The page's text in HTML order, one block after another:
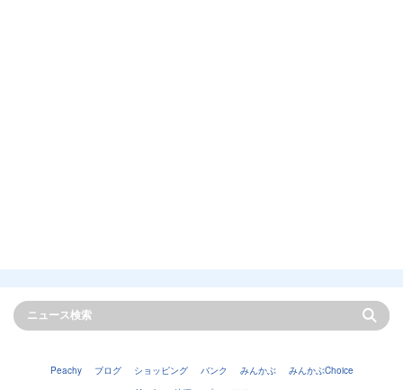
Peachy ブログ ショッピング バンク みんかぶ
みんかぶChoice